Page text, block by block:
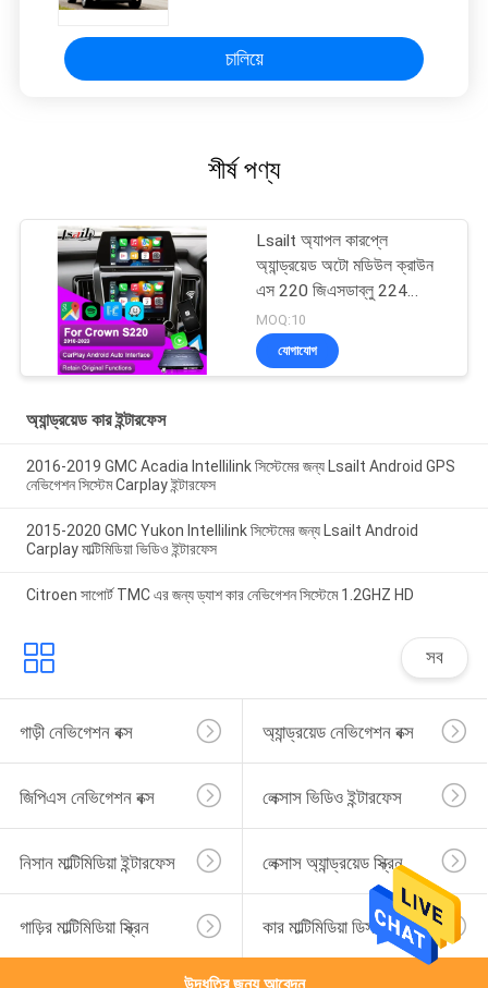
চালিয়ে
শীর্ষ পণ্য
Lsailt অ্যাপল কারপ্লে
অ্যান্ড্রয়েড অটো মডিউল ক্রাউন
এস 220 জিএসডাব্লু 224
2018-2022 ইন্টিগ্রেশন
মোবাইল ফোন মিররিং, বিপরীত
ক্যামেরা
MOQ:10
যোগাযোগ
অ্যান্ড্রয়েড কার ইন্টারফেস
2016-2019 GMC Acadia Intellilink সিস্টেমের জন্য Lsailt Android GPS
নেভিগেশন সিস্টেম Carplay ইন্টারফেস
2015-2020 GMC Yukon Intellilink সিস্টেমের জন্য Lsailt Android
Carplay মাল্টিমিডিয়া ভিডিও ইন্টারফেস
Citroen সাপোর্ট TMC এর জন্য ড্যাশ কার নেভিগেশন সিস্টেমে 1.2GHZ HD
সব
গাড়ী নেভিগেশন বক্স অ্যান্ড্রয়েড নেভিগেশন বক্স
জিপিএস নেভিগেশন বক্স লেক্সাস ভিডিও ইন্টারফেস
নিসান মাল্টিমিডিয়া ইন্টারফেস লেক্সাস অ্যান্ড্রয়েড স্ক্রিন
গাড়ির মাল্টিমিডিয়া স্ক্রিন কার মাল্টিমিডিয়া ডিসপ্লে